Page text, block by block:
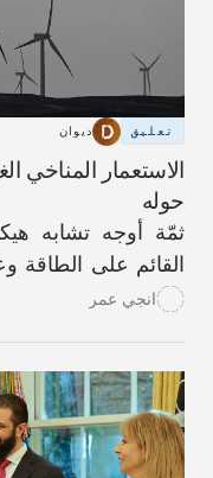
تعليق ديوان
الاستعمار المناخي
حوله
ثمّة أوجه تشابه
القائم على الطاقة
الأخضر.انجي عمر